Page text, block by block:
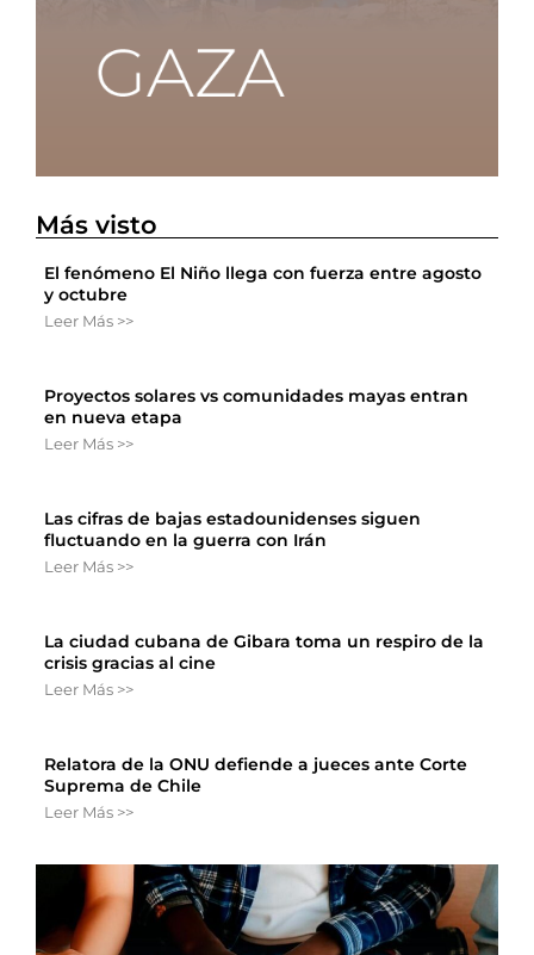
Más visto
El fenómeno El Niño llega con fuerza entre agosto
y octubre
Leer Más >>
Proyectos solares vs comunidades mayas entran
en nueva etapa
Leer Más >>
Las cifras de bajas estadounidenses siguen
fluctuando en la guerra con Irán
Leer Más >>
La ciudad cubana de Gibara toma un respiro de la
crisis gracias al cine
Leer Más >>
Relatora de la ONU defiende a jueces ante Corte
Suprema de Chile
Leer Más >>